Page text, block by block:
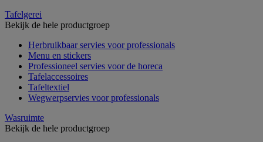
Tafelgerei
Bekijk de hele productgroep
Herbruikbaar servies voor professionals
Menu en stickers
Professioneel servies voor de horeca
Tafelaccessoires
Tafeltextiel
Wegwerpservies voor professionals
Wasruimte
Bekijk de hele productgroep